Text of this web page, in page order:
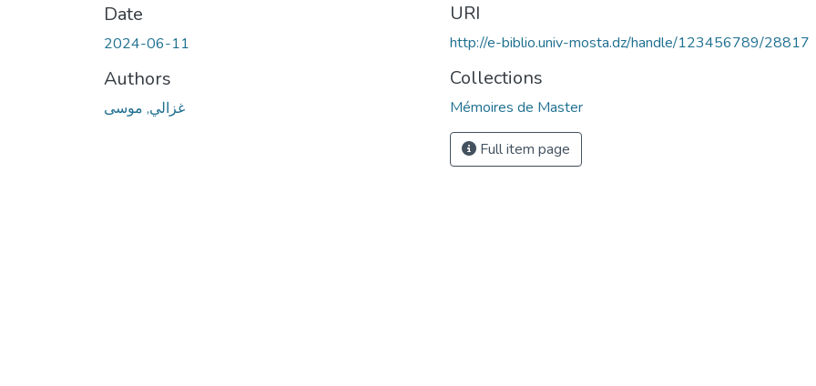
Date
2024-06-11
Authors
غزالي, موسى
URI
http://e-biblio.univ-mosta.dz/handle/123456789/28817
Collections
Mémoires de Master
Full item page